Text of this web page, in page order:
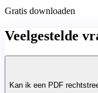
Gratis downloaden
Veelgestelde
Kan ik een PDF